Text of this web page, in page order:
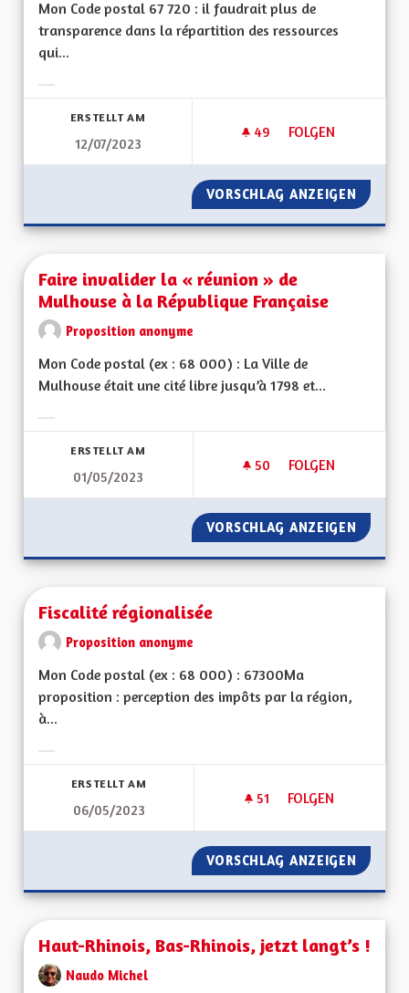
Mon Code postal 67 720 : il faudrait plus de
transparence dans la répartition des ressources
qui...
ERSTELLT AM
12/07/2023
49 49 FOLLOWER
FOLGEN
EGALITÉ ENTRE
VORSCHLAG ANZEIGEN
Faire invalider la « réunion » de
Mulhouse à la République Française
Proposition anonyme
Mon Code postal (ex : 68 000) : La Ville de
Mulhouse était une cité libre jusqu’à 1798 et...
ERSTELLT AM
01/05/2023
50 50 FOLLOWER
FOLGEN
FAIRE INVALIDER
VORSCHLAG ANZEIGEN FAIRE
Fiscalité régionalisée
Proposition anonyme
Mon Code postal (ex : 68 000) : 67300Ma
proposition : perception des impôts par la région,
à...
ERSTELLT AM
06/05/2023
51 51 FOLLOWER
FOLGEN
FISCALITÉ
VORSCHLAG ANZEIGEN
Haut-Rhinois, Bas-Rhinois, jetzt langt’s !
Naudo Michel